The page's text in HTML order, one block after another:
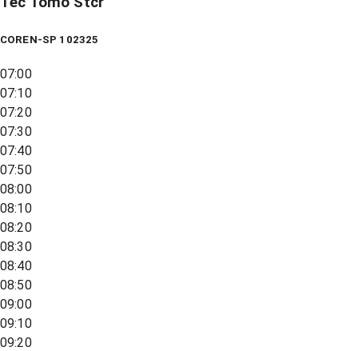
COREN-SP 102325
07:00
07:10
07:20
07:30
07:40
07:50
08:00
08:10
08:20
08:30
08:40
08:50
09:00
09:10
09:20